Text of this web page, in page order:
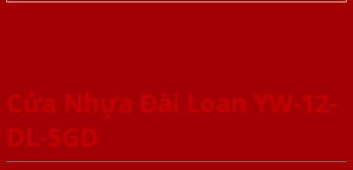
Cửa Nhựa Đài Loan YW-12-
DL-SGD